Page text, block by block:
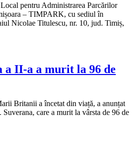
pentru Administrarea Parcărilor
– TIMPARK, cu sediul în
Nicolae Titulescu, nr. 10, jud. Timiș,
a II-a a murit la 96 de
Britanii a încetat din viață, a anunțat
care a murit la vârsta de 96 de